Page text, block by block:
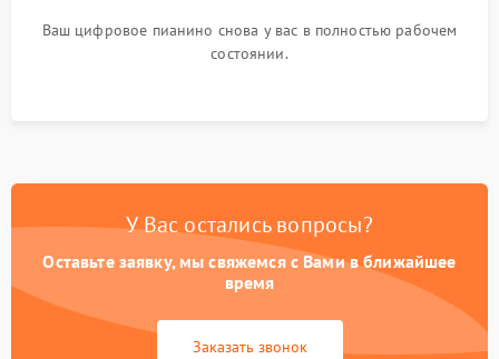
Ваш цифровое пианино снова у вас в полностью рабочем
состоянии.
У Вас остались вопросы?
Оставьте заявку, мы свяжемся с Вами в ближайшее
время
Заказать звонок